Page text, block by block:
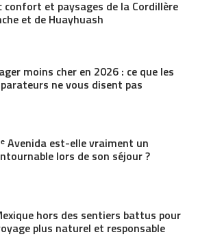
confort et paysages de la Cordillère
et de Huayhuash
moins cher en 2026 : ce que les
ne vous disent pas
Avenida est-elle vraiment un
lors de son séjour ?
hors des sentiers battus pour
plus naturel et responsable